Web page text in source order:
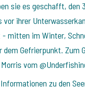
sie es geschafft, den
vor ihrer
- mitten im Winter,
dem Gefrierpunkt. Zum
vom
zu den